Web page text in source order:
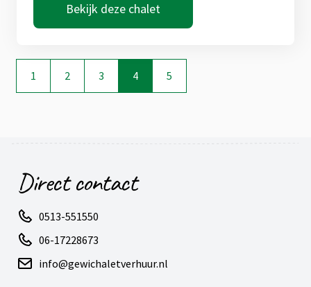
Bekijk deze chalet
1 2 3 4 5
Direct contact
0513-551550
06-17228673
info@gewichaletverhuur.nl